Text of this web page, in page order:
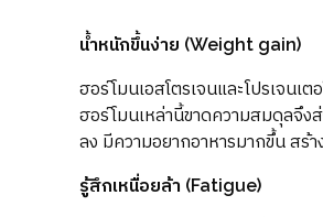
น้ำหนักขึ้นง่าย (Weight gain)
ฮอร์โมนเอสโตรเจนและโปรเจนเ
ฮอร์โมนเหล่านี้ขาดความสมดุลจึง
ลง มีความอยากอาหารมากขึ้น สร้
รู้สึกเหนื่อยล้า (Fatigue)